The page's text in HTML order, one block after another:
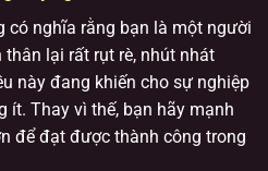
có nghĩa rằng bạn là một người
lại rất rụt rè, nhút nhát
này đang khiến cho sự nghiệp
ít. Thay vì thế, bạn hãy mạnh
để đạt được thành công trong